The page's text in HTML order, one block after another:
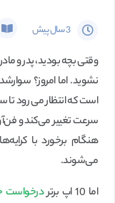
3 سال پیش
وقتی بچه بودید، پدر و
نشوید. اما امروز؟
سرعت تغییر می‌کند و
هنگام برخورد با
می‌شوند.
اما 10 اپ برتر
درخواست